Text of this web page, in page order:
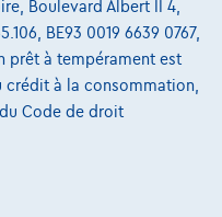
mensualité de
Boulevard Albert II 4,
BE93 0019 6639 0767,
prêt à tempérament est
crédit à la consommation,
Code de droit